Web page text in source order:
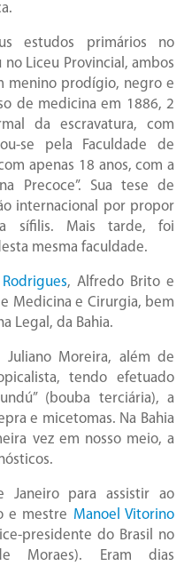
estudos primários no
Liceu Provincial, ambos
menino prodígio, negro e
de medicina em 1886, 2
da escravatura, com
se pela Faculdade de
apenas 18 anos, com a
Precoce”. Sua tese de
internacional por propor
sífilis. Mais tarde, foi
mesma faculdade.
Rodrigues, Alfredo Brito e
Medicina e Cirurgia, bem
Legal, da Bahia.
Juliano Moreira, além de
tendo efetuado
(bouba terciária), a
e micetomas. Na Bahia
vez em nosso meio, a
Janeiro para assistir ao
e mestre Manoel Vitorino
presidente do Brasil no
Moraes). Eram dias